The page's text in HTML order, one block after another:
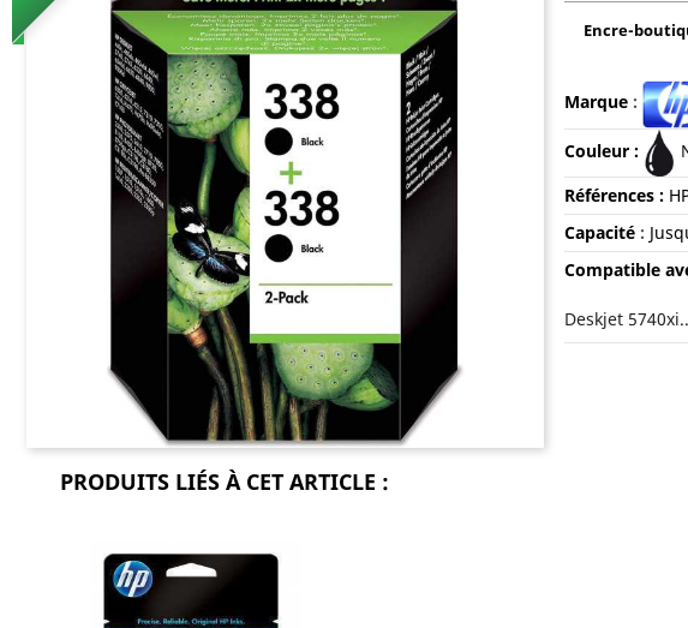
Encre-
Marque:
Couleur :
Références :
Capacité:
Compatible
Deskjet
PRODUITS LIÉS À CET ARTICLE :